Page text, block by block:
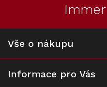
Vše o nákupu
Informace pro Vás